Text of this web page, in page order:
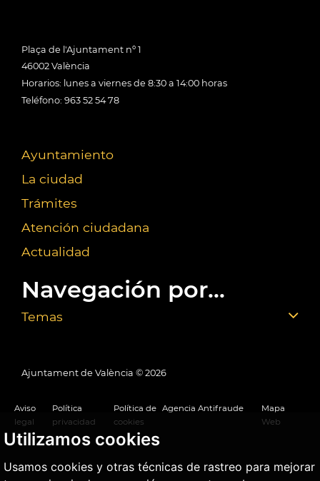
Utilizamos cookies
Usamos cookies y otras técnicas de rastreo para mejorar
Plaça de l'Ajuntament nº 1
46002 València
Horarios: lunes a viernes de 8:30 a 14:00 horas
Teléfono: 963 52 54 78
Ayuntamiento
La ciudad
Trámites
Atención ciudadana
Actualidad
Navegación por...
Temas
Ajuntament de València © 2026
Aviso
legal
Política
privacidad
Política de
cookies
Agencia Antifraude
Mapa
Web